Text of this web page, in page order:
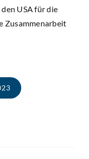
USA für die
Zusammenarbeit